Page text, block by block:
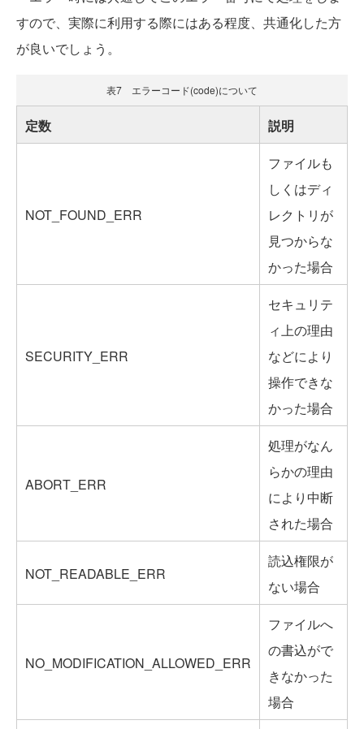
すので、実際に利用する際にはある程度、共通化した方
が良いでしょう。
表7 エラーコード(code)について
定数 説明
NOT_FOUND_ERR
ファイルも
しくはディ
レクトリが
見つからな
かった場合
SECURITY_ERR
セキュリテ
ィ上の理由
などにより
操作できな
かった場合
ABORT_ERR
処理がなん
らかの理由
により中断
された場合
NOT_READABLE_ERR
読込権限が
ない場合
NO_MODIFICATION_ALLOWED_ERR
ファイルへ
の書込がで
きなかった
場合